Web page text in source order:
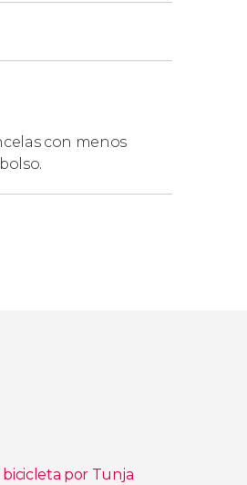
con menos
por Tunja